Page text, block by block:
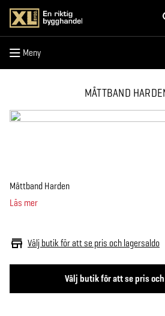
Meny
Meny
MÅTTBAND
Välj butik för att se pris
Välj butik för att se pris och lagersaldo
Måttband Harden
Läs mer